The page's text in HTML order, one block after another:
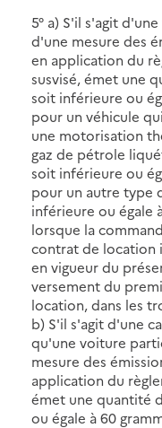
5° a) S'il s'agit
d'une mesure des
en application du
susvisé, émet une
soit inférieure ou
pour un véhicule
une motorisation
gaz de pétrole
soit inférieure ou
pour un autre type
inférieure ou égale
lorsque la
contrat de location
en vigueur du
versement du
location, dans les
b) S'il s'agit d'une
qu'une voiture
mesure des
application du
émet une quantité
ou égale à 60